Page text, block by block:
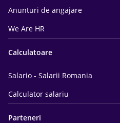
Anunturi de angajare
We Are HR
Calculatoare
Salario - Salarii Romania
Calculator salariu
Parteneri